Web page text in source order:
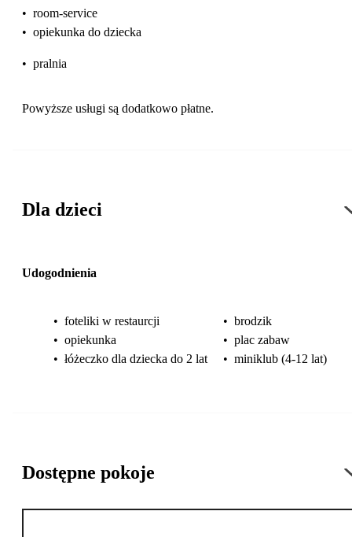
• room-service
• opiekunka do dziecka
• pralnia
Powyższe usługi są dodatkowo płatne.
Dla dzieci
Udogodnienia
• foteliki w restaurcji
• opiekunka
• łóżeczko dla dziecka do 2 lat
• brodzik
• plac zabaw
• miniklub (4-12 lat)
Dostępne pokoje